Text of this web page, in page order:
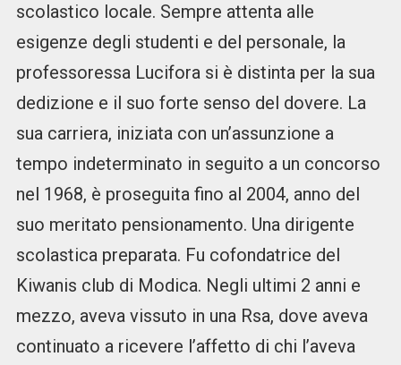
scolastico locale. Sempre attenta alle
esigenze degli studenti e del personale, la
professoressa Lucifora si è distinta per la sua
dedizione e il suo forte senso del dovere. La
sua carriera, iniziata con un’assunzione a
tempo indeterminato in seguito a un concorso
nel 1968, è proseguita fino al 2004, anno del
suo meritato pensionamento. Una dirigente
scolastica preparata. Fu cofondatrice del
Kiwanis club di Modica. Negli ultimi 2 anni e
mezzo, aveva vissuto in una Rsa, dove aveva
continuato a ricevere l’affetto di chi l’aveva